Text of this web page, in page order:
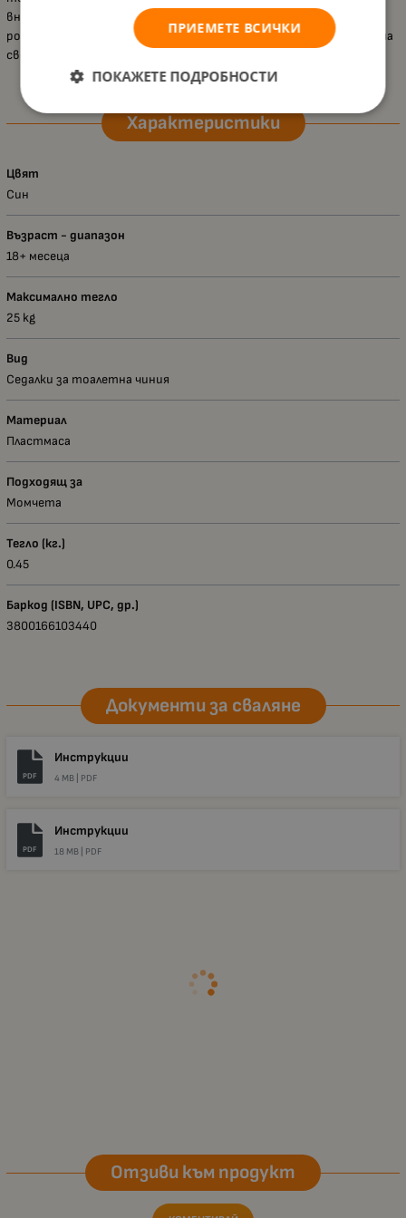
внимание към детайлите, този продукт е отличен избор за
родители, които искат да осигурят комфорт и безопасност на
своите деца в този важен етап от развитието им.
Характеристики
Цвят
Син
Възраст - диапазон
18+ месеца
Максимално тегло
25 kg
Вид
Седалки за тоалетна чиния
Материал
Пластмаса
Подходящ за
Момчета
Тегло (кг.)
0.45
Баркод (ISBN, UPC, др.)
3800166103440
Документи за сваляне
PDF
Инструкции
4 MB | PDF
PDF
Инструкции
18 MB | PDF
Отзиви към продукт
ПРИЕМЕТЕ ВСИЧКИ
ПОКАЖЕТЕ ПОДРОБНОСТИ